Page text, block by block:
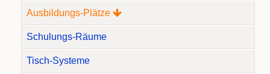
Ausbildungs-Plätze
Schulungs-Räume
Tisch-Systeme